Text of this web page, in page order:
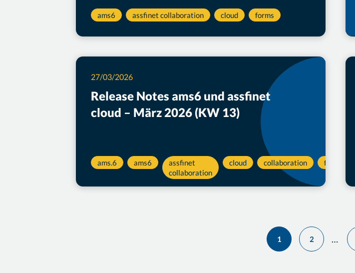
ams6 assfinet collaboration cloud forms
Release Notes ams6 und assfinet
cloud – März 2026 (KW 13)
27/03/2026
ams.6 ams6
assfinet
collaboration
cloud collaboration forms
Seite
1
Seite
2 …